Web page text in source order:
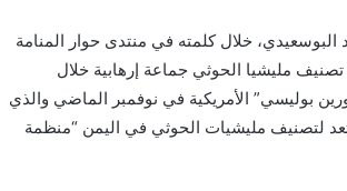
خلال كلمته في منتدى حوار المنامة
مليشيا الحوثي جماعة إرهابية خلال
بوليسي” الأمريكية في نوفمبر الماضي والذي
لتصنيف مليشيات الحوثي في اليمن “منظمة